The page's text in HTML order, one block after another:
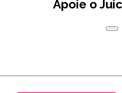
Apoie o